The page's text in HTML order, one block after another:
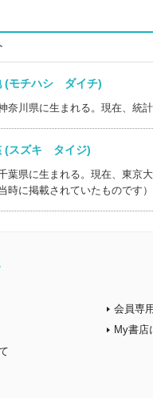
(モチハシ ダイチ)
奈川県に生まれる。現在、統
(スズキ タイジ)
葉県に生まれる。現在、東京
時に掲載されていたものです）
会員専
My書店